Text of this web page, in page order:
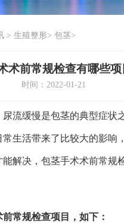
> 生殖整形> 包茎>
术前常规检查有哪些项
时间：2022-01-21
尿流缓慢是包茎的典型症状
常生活带来了比较大的影响
能解决，包茎手术术前常规
常规检查项目，如下：